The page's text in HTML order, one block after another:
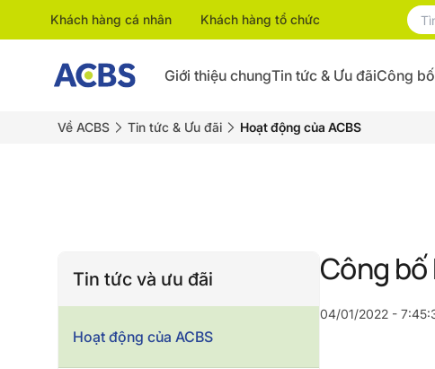
Khách hàng cá nhân Khách hàng tổ chức
Giới thiệu chungTin tức & Ưu đãiCông
Về ACBS Tin tức & Ưu đãi Hoạt động của ACBS
Tin tức và ưu đãi
Hoạt động của ACBS
Công
04/01/2022 -